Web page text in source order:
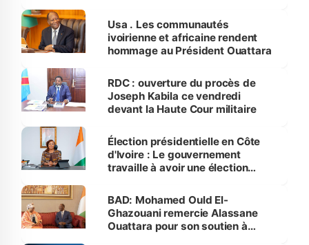
Usa . Les communautés
ivoirienne et africaine rendent
hommage au Président Ouattara
RDC : ouverture du procès de
Joseph Kabila ce vendredi
devant la Haute Cour militaire
Élection présidentielle en Côte
d'Ivoire : Le gouvernement
travaille à avoir une élection
BAD: Mohamed Ould El-
Ghazouani remercie Alassane
Ouattara pour son soutien à